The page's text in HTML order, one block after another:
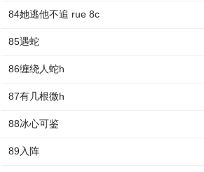
84她逃他不追 rue 8c
85遇蛇
86缠绕人蛇h
87有几根微h
88冰心可鉴
89入阵